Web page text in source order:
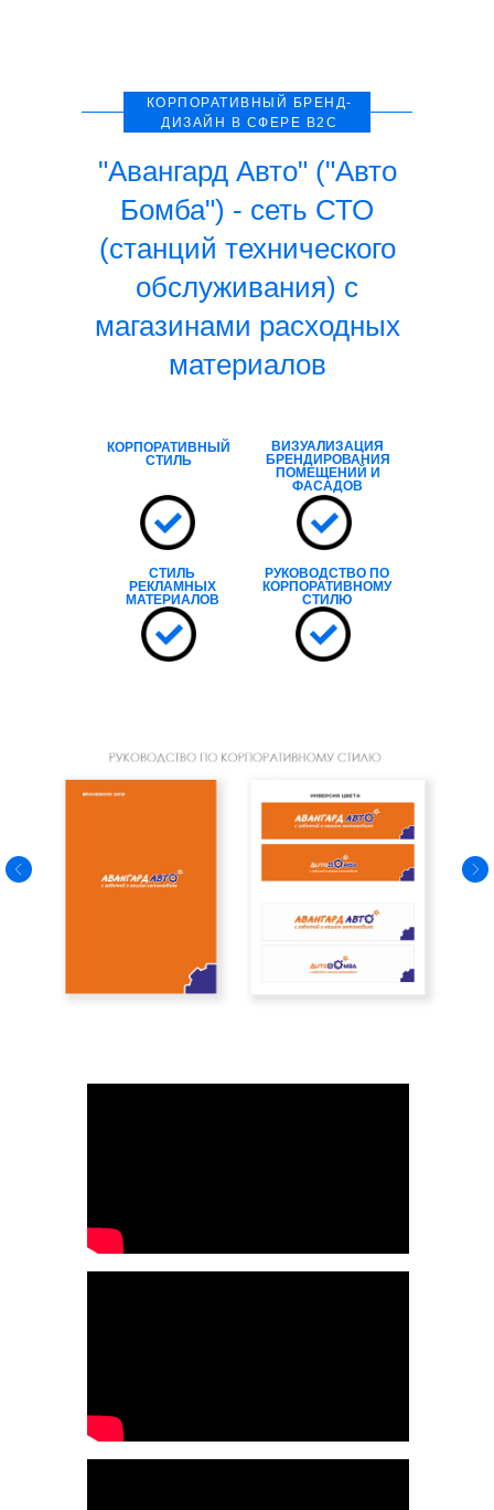
КОРПОРАТИВНЫЙ БРЕНД-
ДИЗАЙН В СФЕРЕ B2C
"Авангард Авто" ("Авто
Бомба") - сеть СТО
(станций технического
обслуживания) с
магазинами расходных
материалов
СТИЛЬ
РЕКЛАМНЫХ
МАТЕРИАЛОВ
ВИЗУАЛИЗАЦИЯ
БРЕНДИРОВАНИЯ
ПОМЕЩЕНИЙ И
ФАСАДОВ
РУКОВОДСТВО ПО
КОРПОРАТИВНОМУ
СТИЛЮ
КОРПОРАТИВНЫЙ
СТИЛЬ